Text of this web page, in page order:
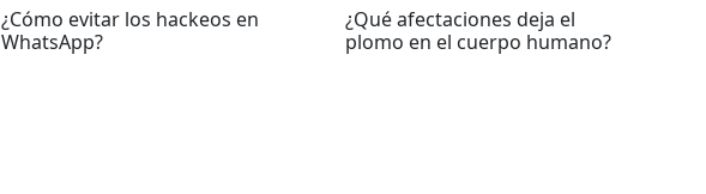
¿Cómo evitar los hackeos en
WhatsApp?
¿Qué afectaciones deja el
plomo en el cuerpo humano?